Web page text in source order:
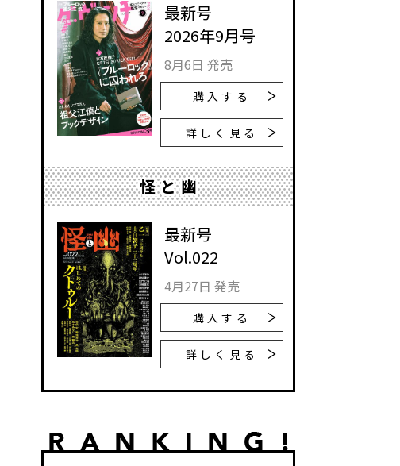
最新号
2026年9月号
8月6日 発売
購入する
詳しく見る
怪と幽
最新号
Vol.022
4月27日 発売
購入する
詳しく見る